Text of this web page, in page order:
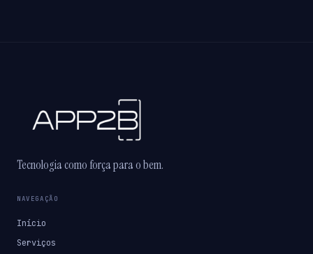
Tecnologia como força para o bem.
NAVEGAÇÃO
Início
Serviços